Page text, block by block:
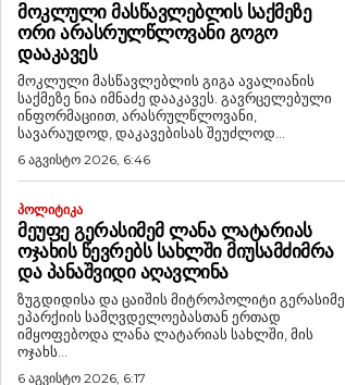
ᲛᲝᲙᲚᲣᲚᲘ ᲛᲐᲡᲬᲐᲕᲚᲔᲑᲚᲘᲡ ᲡᲐᲥᲛᲔᲖᲔ
ᲝᲠᲘ ᲐᲠᲐᲡᲠᲣᲚᲬᲚᲝᲕᲐᲜᲘ ᲒᲝᲒᲝ
ᲓᲐᲐᲙᲐᲕᲔᲡ
მოკლული მასწავლებლის გიგა ავალიანის
საქმეზე ნია იმნაძე დააკავეს. გავრცელებული
ინფორმაციით, არასრულწლოვანი,
სავარაუდოდ, დაკავებისას შეუძლოდ...
6 აგვისტო 2026, 6:46
ᲞᲝᲚᲘᲢᲘᲙᲐ
ᲛᲔᲣᲤᲔ ᲒᲔᲠᲐᲡᲘᲛᲔᲛ ᲚᲐᲜᲐ ᲚᲐᲢᲐᲠᲘᲐᲡ
ᲝᲯᲐᲮᲘᲡ ᲬᲔᲕᲠᲔᲑᲡ ᲡᲐᲮᲚᲨᲘ ᲛᲘᲣᲡᲐᲛᲫᲘᲛᲠᲐ
ᲓᲐ ᲞᲐᲜᲐᲨᲕᲘᲓᲘ ᲐᲦᲐᲕᲚᲘᲜᲐ
ზუგდიდისა და ცაიშის მიტროპოლიტი გერასიმე
ეპარქიის სამღვდელოებასთან ერთად
იმყოფებოდა ლანა ლატარიას სახლში, მის
ოჯახს...
6 აგვისტო 2026, 6:17